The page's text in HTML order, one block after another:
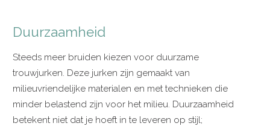
Duurzaamheid
Steeds meer bruiden kiezen voor duurzame
trouwjurken. Deze jurken zijn gemaakt van
milieuvriendelijke materialen en met technieken die
minder belastend zijn voor het milieu. Duurzaamheid
betekent niet dat je hoeft in te leveren op stijl;